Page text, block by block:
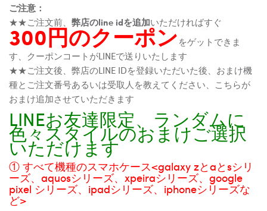
ご注意：
★★ご注文前、 弊店のline idを追加いただければすぐ
300円のクーポンをゲットできま
す、クーポンコートがLINEで送りいたします
★★ご注文後、弊店のLINE IDを登録いただいた後、おまけ機
種とご注文番号あるいは受取人を教えてください、こちらが
おまけ追加させていただきます
LINEお友達限定、ランダムに
色々スタイルのおまけご選択
いただけます
① すべて機種のスマホケース<galaxy zとaとsシリ
ーズ、aquosシリーズ、xpeiraシリーズ、google
pixel シリーズ、ipadシリーズ、iphoneシリーズな
ど>